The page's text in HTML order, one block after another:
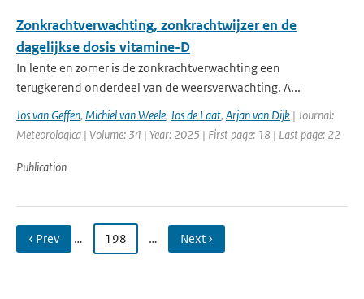
Zonkrachtverwachting, zonkrachtwijzer en de
dagelijkse dosis vitamine-D
In lente en zomer is de zonkrachtverwachting een
terugkerend onderdeel van de weersverwachting. A...
Jos van Geffen, Michiel van Weele, Jos de Laat, Arjan van Dijk | Journal:
Meteorologica | Volume: 34 | Year: 2025 | First page: 18 | Last page: 22
Publication
‹ Prev … 198 … Next ›